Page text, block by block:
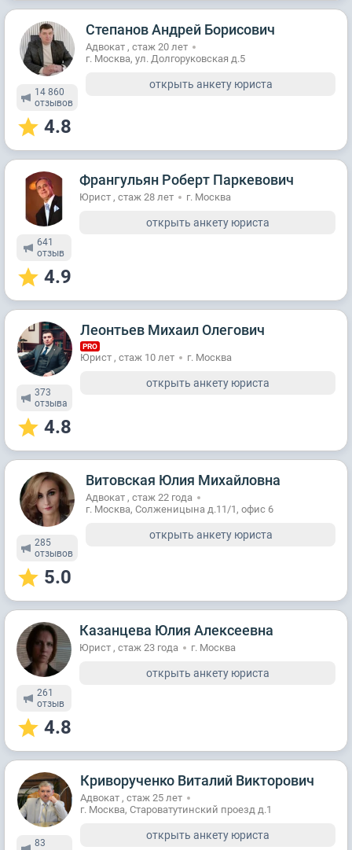
14 860
отзывов
4.8
Степанов Андрей Борисович
Адвокат , стаж 20 лет
г. Москва, ул. Долгоруковская д.5
открыть анкету юриста
641
отзыв
4.9
Франгульян Роберт Паркевович
Юрист , стаж 28 лет г. Москва
открыть анкету юриста
373
отзывa
4.8
Леонтьев Михаил Олегович
PRO
Юрист , стаж 10 лет г. Москва
открыть анкету юриста
285
отзывов
5.0
Витовская Юлия Михайловна
Адвокат , стаж 22 годa
г. Москва, Солженицына д.11/1, офис 6
открыть анкету юриста
261
отзыв
4.8
Казанцева Юлия Алексеевна
Юрист , стаж 23 годa г. Москва
открыть анкету юриста
83
Криворученко Виталий Викторович
Адвокат , стаж 25 лет
г. Москва, Староватутинский проезд д.1
открыть анкету юриста